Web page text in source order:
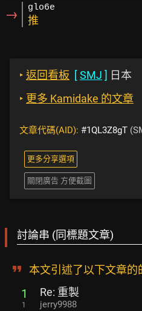
→ glo6e
推
‣ 返回看板 [SMJ ] 日本
‣ 更多 Kamidake 的文章
文章代碼(AID): #1QL3Z8gT
更多分享選項
關閉廣告 方便截圖
討論串 (同標題文章)
本文引述了以下文章的
1
1
Re: 重製
jerry9988